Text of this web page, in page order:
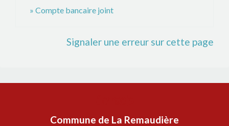
Compte bancaire joint
Signaler une erreur sur cette page
Commune de La Remaudière